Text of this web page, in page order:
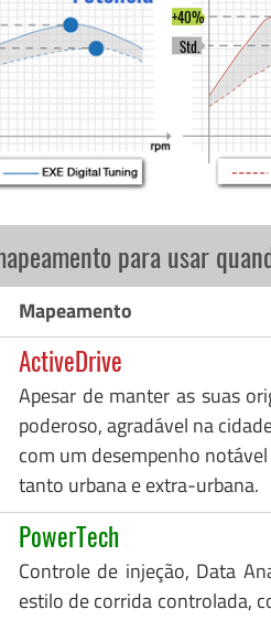
Std.
+40%
para usar
Mapeamento
ActiveDrive
Apesar de manter as suas
poderoso, agradável na
com um desempenho
tanto urbana e extra-urbana.
PowerTech
Controle de injeção, Data
estilo de corrida controlada,